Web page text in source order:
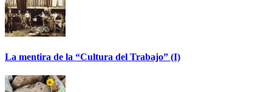
La mentira de la “Cultura del Trabajo” (I)